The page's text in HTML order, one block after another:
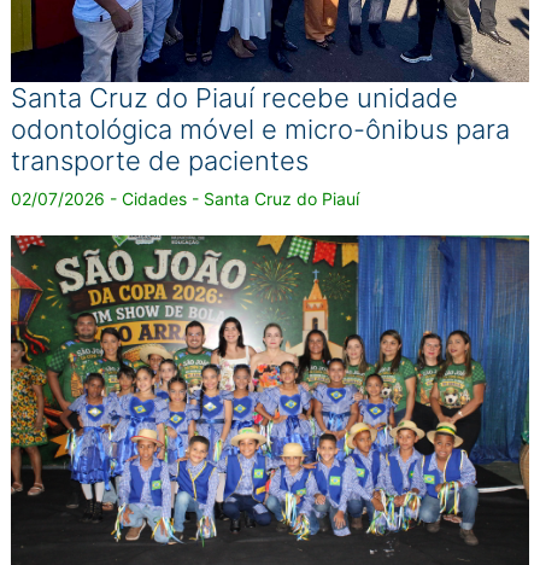
Santa Cruz do Piauí recebe unidade
odontológica móvel e micro-ônibus para
transporte de pacientes
02/07/2026 - Cidades - Santa Cruz do Piauí